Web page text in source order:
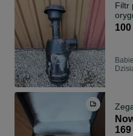
Filtr
100
169